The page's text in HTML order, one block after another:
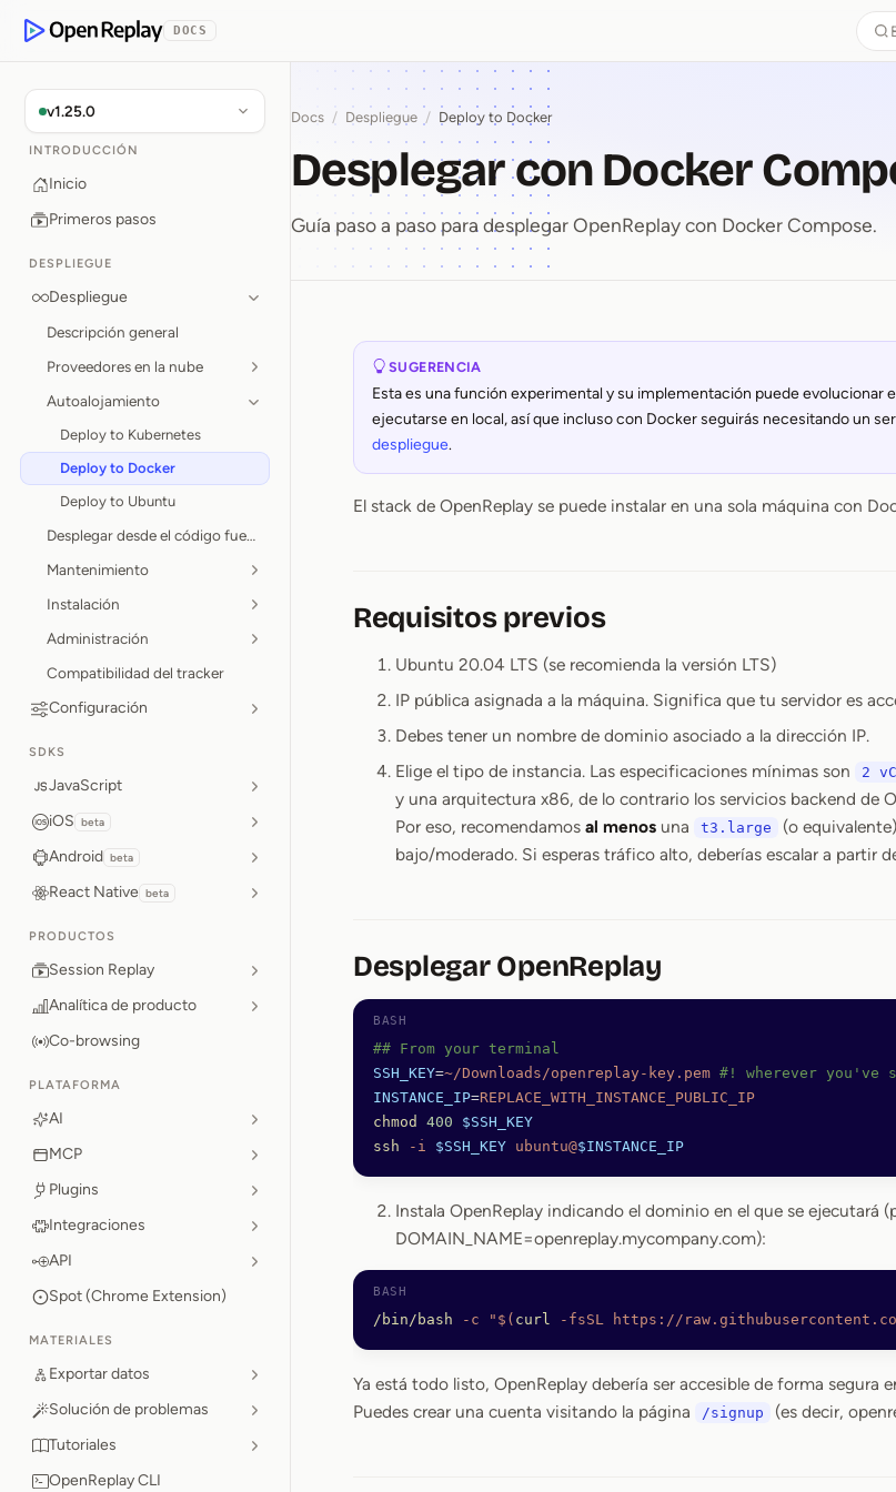
OpenReplay
DOCS
v1.25.0
INTRODUCCIÓN
Inicio
Primeros pasos
DESPLIEGUE
Despliegue
Descripción general
Proveedores en la nube
Autoalojamiento
Deploy to Kubernetes
Deploy to Docker
Deploy to Ubuntu
Desplegar desde el código fuente
Mantenimiento
Instalación
Administración
Compatibilidad del tracker
Configuración
SDKS
JavaScript
iOS beta
Android beta
React Native beta
PRODUCTOS
Session Replay
Analítica de producto
Co-browsing
PLATAFORMA
AI
MCP
Plugins
Integraciones
API
Spot (Chrome Extension)
MATERIALES
Exportar datos
Solución de problemas
Tutoriales
OpenReplay CLI
Docs / Despliegue / Deploy to Docker
Desplegar con Docker
Guía paso a paso para desplegar OpenReplay con Docker Compose.
Desplegar con Docker Compose
SUGERENCIA
Esta es una función experimental y su implementación puede evolucionar
ejecutarse en local, así que incluso con Docker seguirás necesitando un
despliegue.
El stack de OpenReplay se puede instalar en una sola máquina con
Requisitos previos
Ubuntu 20.04 LTS (se recomienda la versión LTS)
IP pública asignada a la máquina. Significa que tu servidor es
Debes tener un nombre de dominio asociado a la dirección IP.
Elige el tipo de instancia. Las especificaciones mínimas son
2
y una arquitectura x86, de lo contrario los servicios backend de
Por eso, recomendamos al menos una t3.large
(o
bajo/moderado. Si esperas tráfico alto, deberías escalar a partir
Desplegar OpenReplay
## From your terminal
SSH_KEY=~/Downloads/openreplay-key.pem #! wherever you've
INSTANCE_IP=REPLACE_WITH_INSTANCE_PUBLIC_IP
chmod
400 $SSH_KEY
ssh -i $SSH_KEY ubuntu@$INSTANCE_IP
Instala OpenReplay indicando el dominio en el que se ejecutará
DOMAIN_NAME=openreplay.mycompany.com):
/bin/bash -c "$( curl -fsSL https://
Ya está todo listo, OpenReplay debería ser accesible de forma segura
Puedes crear una cuenta visitando la página
/signup (es decir,